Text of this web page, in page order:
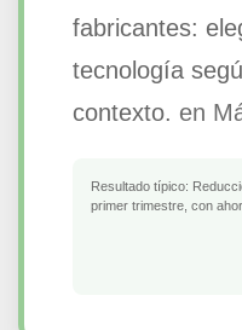
fabricantes:
tecnología
contexto. en
Resultado típico:
primer trimestre, con